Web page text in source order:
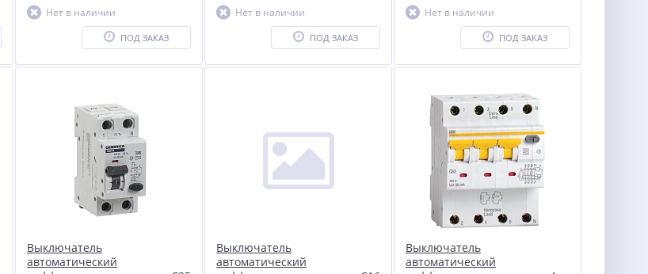
Нет в наличии
ПОД ЗАКАЗ
Нет в наличии
ПОД ЗАКАЗ
Нет в наличии
ПОД ЗАКАЗ
Выключатель
автоматический
Выключатель
автоматический
Выключатель
автоматический